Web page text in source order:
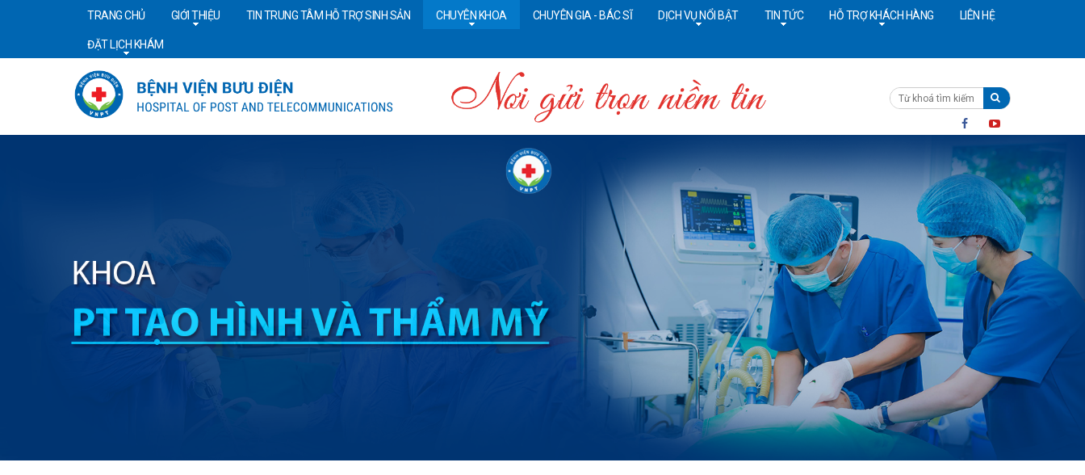
TRANG CHỦ GIỚI THIỆU TIN TRUNG TÂM HỖ TRỢ SINH SẢN CHUYÊN KHOA CHUYÊN GIA - BÁC SĨ DỊCH VỤ NỔI BẬT TIN TỨC HỖ TRỢ KHÁCH HÀNG LIÊN HỆ
ĐẶT LỊCH KHÁM